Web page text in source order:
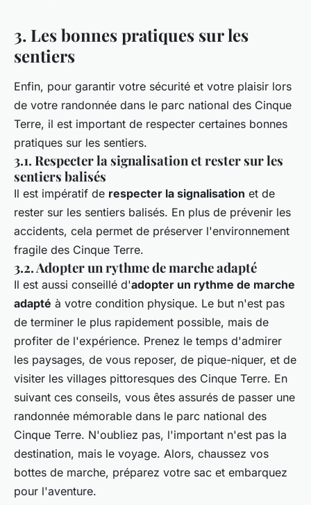
3. Les bonnes pratiques sur les
sentiers
Enfin, pour garantir votre sécurité et votre plaisir lors
de votre randonnée dans le parc national des Cinque
Terre, il est important de respecter certaines bonnes
pratiques sur les sentiers.
3.1. Respecter la signalisation et rester sur les
sentiers balisés
Il est impératif de respecter la signalisation et de
rester sur les sentiers balisés. En plus de prévenir les
accidents, cela permet de préserver l'environnement
fragile des Cinque Terre.
3.2. Adopter un rythme de marche adapté
Il est aussi conseillé d'adopter un rythme de marche
adapté à votre condition physique. Le but n'est pas
de terminer le plus rapidement possible, mais de
profiter de l'expérience. Prenez le temps d'admirer
les paysages, de vous reposer, de pique-niquer, et de
visiter les villages pittoresques des Cinque Terre. En
suivant ces conseils, vous êtes assurés de passer une
randonnée mémorable dans le parc national des
Cinque Terre. N'oubliez pas, l'important n'est pas la
destination, mais le voyage. Alors, chaussez vos
bottes de marche, préparez votre sac et embarquez
pour l'aventure.